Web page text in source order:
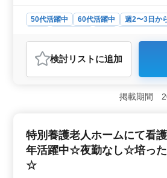
ート時間たっぷり作
なので通いやすくなっ
はなく経験のあるベ
す！ ぜひ今までの経
のご応募お待ちしてお
50代活躍中 60代活躍中 週2〜3日か
アルバイト・パート
おすすめポイント
＜充実の業務内容＞ 業務内容は施
治療や一般歯科業務全般（保険診療
す。一般歯科、矯正歯科、小児歯科
収500万円〜800万円、日給は2万円
り、通勤手当は実費支給。福利厚生
用、労災、健康、厚生がサポート
者歓迎のワークプレイス＞ 平均年
検討リスト に追加
掲載期間
特別養護老人ホームにて看
年活躍中☆夜勤なし☆培った
☆